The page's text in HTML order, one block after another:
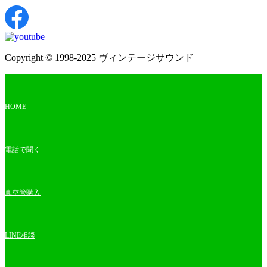
Copyright © 1998-2025 ヴィンテージサウンド
HOME
電話で聞く
真空管購入
LINE相談